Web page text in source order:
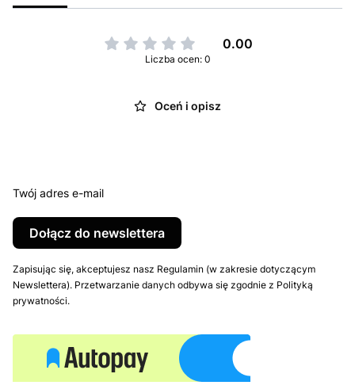
0.00
Liczba ocen: 0
Oceń i opisz
Twój adres e-mail
Dołącz do newslettera
Zapisując się, akceptujesz nasz Regulamin (w zakresie dotyczącym
Newslettera). Przetwarzanie danych odbywa się zgodnie z Polityką
prywatności.